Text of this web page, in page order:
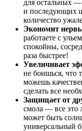
для остальных
и последующих
количество
Экономит
работаете с
спокойны,
раза быстрее!
Увеличивает
не боишься, что
можешь
сделать все
Защищает от
смола — все это
может быть
универсальный